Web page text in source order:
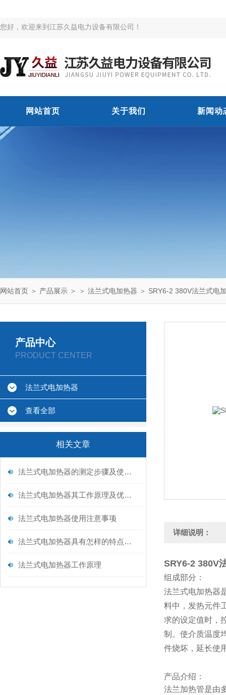
您好，欢迎来到江苏久益电力设备有限公司！
网站首页 关于我们 新闻动
网站首页 ＞ 产品展示 ＞ ＞ 法兰式电加热器 ＞ SRY6-2 380V法兰式电
产品中心
PRODUCT CENTER
法兰式电加热器
查看全部
相关文章
法兰式电加热器的测定步骤及使用注意事项如下
法兰式电加热器其工作原理及优点分别如下
法兰式电加热器使用注意事项
法兰式电加热器具有怎样的特点呢？
法兰式电加热器工作原理
详细说明：
SRY6-2 380V
组成部分：
法兰式电加热器
料中，发热元件
求的设定值时，
制。使介质温度
件烧坏，延长使
产品介绍：
法兰加热管是由